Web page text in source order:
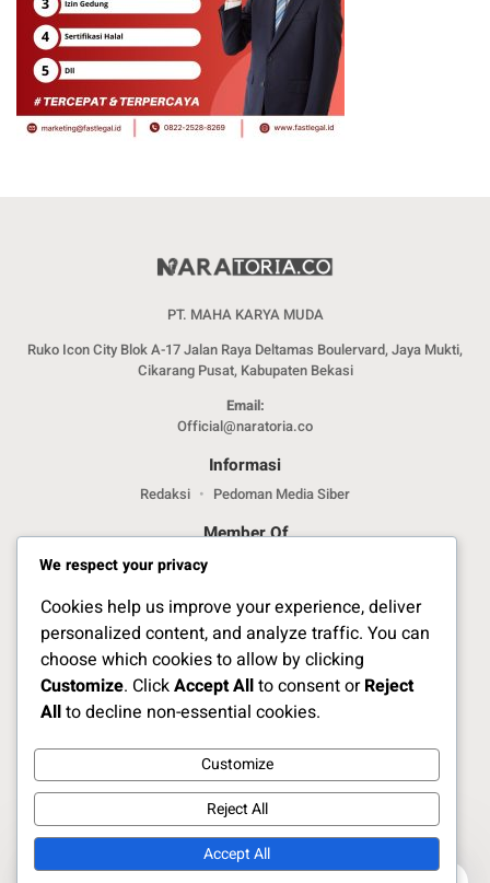
PT. MAHA KARYA MUDA
Ruko Icon City Blok A-17 Jalan Raya Deltamas Boulervard, Jaya Mukti,
Cikarang Pusat, Kabupaten Bekasi
Email:
Official@naratoria.co
Informasi
Redaksi Pedoman Media Siber
Member Of
Jelajahi Berita di Apps Kami
Ikuti Kami
Copyright Naratoria.co © 2025
We respect your privacy
Cookies help us improve your experience, deliver
personalized content, and analyze traffic. You can
choose which cookies to allow by clicking
Customize. ClickAccept Allto consent orReject
Allto decline non-essential cookies.
Customize
Reject All
Accept All